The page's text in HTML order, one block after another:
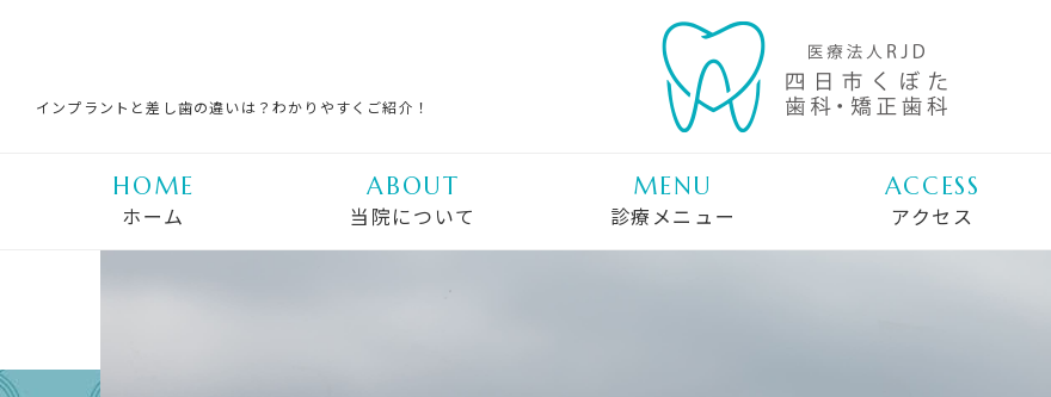
インプラントと差し歯の違いは？わかりやすくご紹介！
HOME
ホーム
ABOUT
当院について
MENU
診療メニュー
ACCESS
アクセス